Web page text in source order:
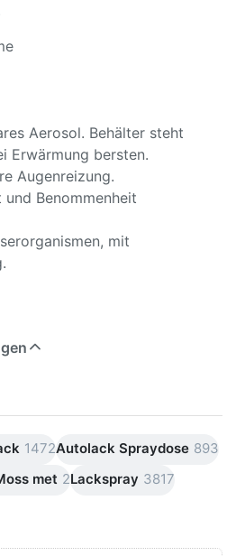
Aerosol. Behälter steht
Erwärmung bersten.
Augenreizung.
Benommenheit
mit
1472Autolack Spraydose 893
met 2Lackspray 3817